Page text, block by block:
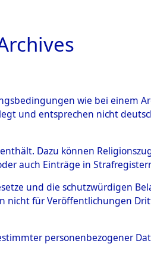
oder
Buchenwald
ab Ende
→0005
wie bei einem
und entsprechen nicht
Dazu können
auch Einträge in
und die schutzwürdigen
nicht für Veröffentlichungen
personenbezogener